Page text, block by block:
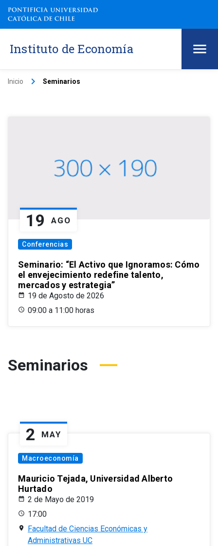
Instituto de Economía
Inicio keyboard_arrow_right Seminarios
19 AGO
Conferencias
Seminario: “El Activo que Ignoramos: Cómo
el envejecimiento redefine talento,
mercados y estrategia”
19 de Agosto de 2026
09:00 a 11:00 horas
Seminarios
2 MAY
Macroeconomía
Mauricio Tejada, Universidad Alberto
Hurtado
2 de Mayo de 2019
17:00
Facultad de Ciencias Económicas y
Administrativas UC